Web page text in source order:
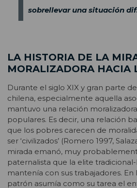
sobrellevar una situación
LA HISTORIA DE LA
MORALIZADORA HACIA
Durante el siglo XIX y gran parte
chilena, especialmente aquella
mantuvo una relación
populares. Es decir, una relación
que los pobres carecen de
ser ‘civilizados’ (Romero 1997,
mirada emanó, muy
paternalista que la elite
mantenía con sus trabajadores. En
patrón asumía como su tarea el